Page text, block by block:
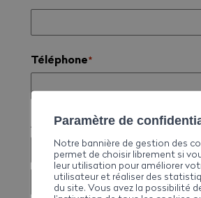
Téléphone*
Adresse de facturation*
Paramètre de
Notre bannière de gestion des
permet de choisir librement si
leur utilisation pour améliorer
utilisateur et réaliser des
du site. Vous avez la possibilité